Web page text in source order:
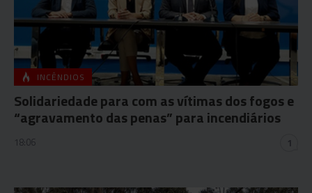
INCÊNDIOS
Solidariedade para com as vítimas dos fogos e
“agravamento das penas” para incendiários
18:06 1